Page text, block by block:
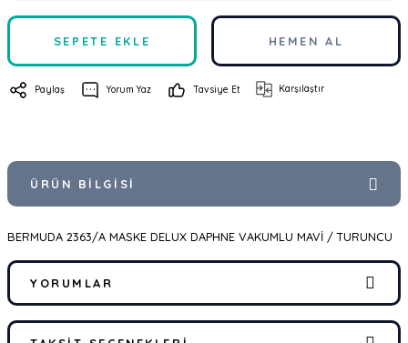
SEPETE EKLE HEMEN AL
Paylaş Yorum Yaz Tavsiye Et Karşılaştır
ÜRÜN BILGISI
BERMUDA 2363/A MASKE DELUX DAPHNE VAKUMLU MAVİ / TURUNCU
YORUMLAR